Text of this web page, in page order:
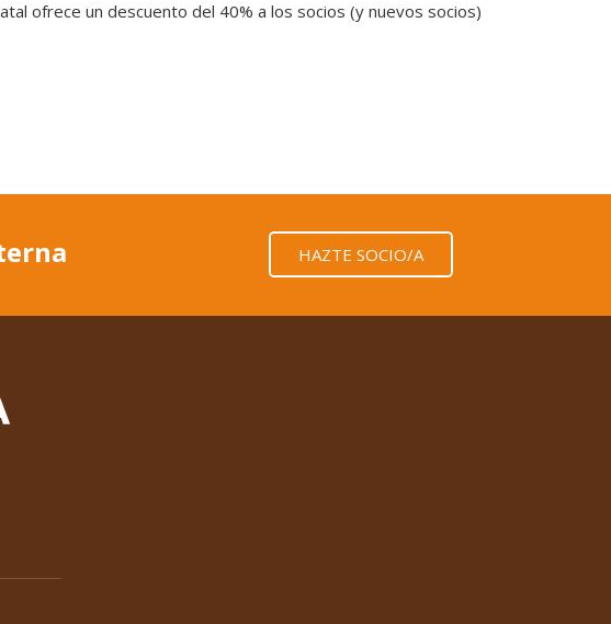
ofrece un descuento del 40% a los socios (y nuevos socios)
HAZTE SOCIO/A